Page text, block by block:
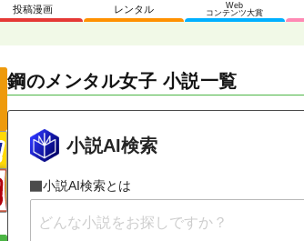
投稿漫画 レンタル
Web
コンテンツ大賞
鋼のメンタル女子 小説一覧
小説AI検索
小説AI検索とは